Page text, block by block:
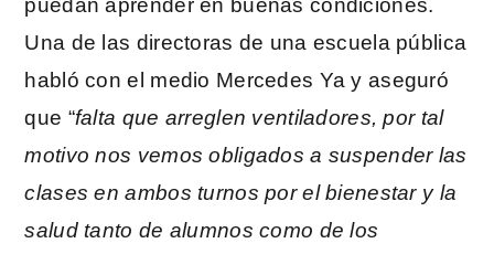
puedan aprender en buenas condiciones.
Una de las directoras de una escuela pública
habló con el medio Mercedes Ya y aseguró
que “falta que arreglen ventiladores, por tal
motivo nos vemos obligados a suspender las
clases en ambos turnos por el bienestar y la
salud tanto de alumnos como de los